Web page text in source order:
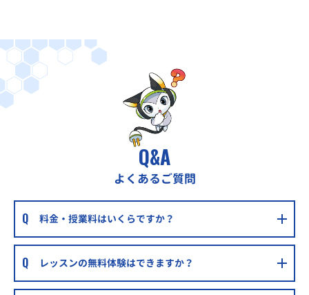
Q&A
よくあるご質問
料金・授業料はいくらですか？
レッスンの無料体験はできますか？